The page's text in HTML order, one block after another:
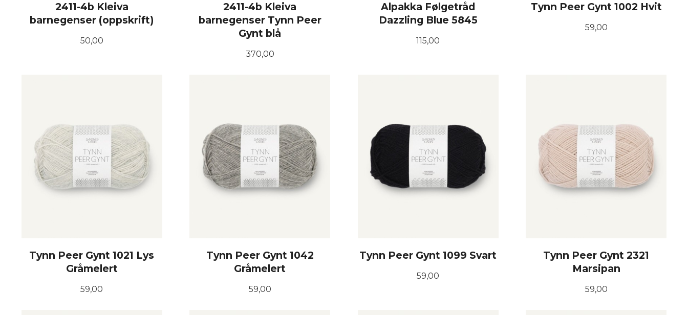
2411-4b Kleiva
barnegenser (oppskrift)
Pris
50,00
2411-4b Kleiva
barnegenser Tynn Peer
Gynt blå
Pris
370,00
Alpakka Følgetråd
Dazzling Blue 5845
Pris
115,00
Tynn Peer Gynt 1002 Hvit
Pris
59,00
Tynn Peer Gynt 1021 Lys
Gråmelert
Pris
59,00
Tynn Peer Gynt 1042
Gråmelert
Pris
59,00
Tynn Peer Gynt 1099 Svart
Pris
59,00
Tynn Peer Gynt 2321
Marsipan
Pris
59,00